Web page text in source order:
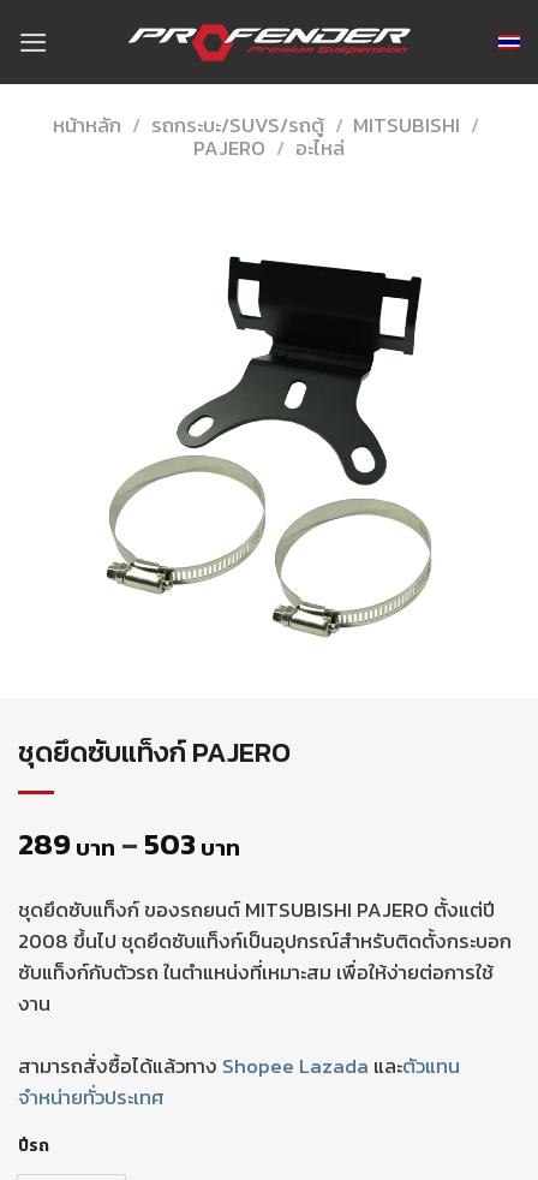
content
หน้าหลัก / รถกระบะ/SUVS/รถตู้ / MITSUBISHI /
PAJERO / อะไหล่
ชุดยึดซับแท็งก์ PAJERO
289 บาท –503 บาท
ชุดยึดซับแท็งก์ ของรถยนต์ MITSUBISHI PAJERO ตั้งแต่ปี
2008 ขึ้นไป ชุดยึดซับแท็งก์เป็นอุปกรณ์สำหรับติดตั้งกระบอก
ซับแท็งก์กับตัวรถ ในตำแหน่งที่เหมาะสม เพื่อให้ง่ายต่อการใช้
งาน
สามารถสั่งซื้อได้แล้วทาง Shopee Lazada และตัวแทน
จำหน่ายทั่วประเทศ
ปีรถ